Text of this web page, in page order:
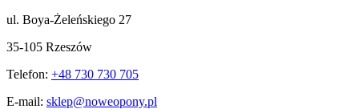
ul. Boya-Żeleńskiego 27
35-105 Rzeszów
Telefon: +48 730 730 705
E-mail: sklep@noweopony.pl